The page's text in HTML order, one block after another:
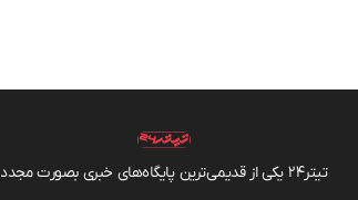
تیتر24 یکی از قدیمی‌ترین پایگاه‌های خبری بصورت مجدد